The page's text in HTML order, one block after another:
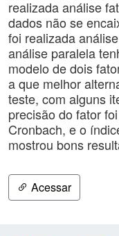
realizada análise
dados não se
foi realizada
análise paralela
modelo de dois
a que melhor
teste, com alguns
precisão do fator
Cronbach, e o
mostrou bons
Acessar